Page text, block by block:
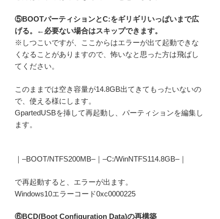
⑤BOOTパーティションとC:をギリギリいっぱいまで広
げる。←必要ない場合はスキップできます。
※しつこいですが、ここからはエラーが出て起動できな
くなることがありますので、怖いなと思った方は飛ばし
てください。
このままでは空き容量が14.8GB出てきてもったいないの
で、使える様にします。
GpartedUSBを挿して再起動し、パーティションを編集し
ます。
｜–BOOT/NTFS200MB–｜–C:/WinNTFS114.8GB–｜
で再起動すると、エラーが出ます。
Windows10エラーコード0xc0000225
⑥BCD(Boot Configuration Data)の再構築